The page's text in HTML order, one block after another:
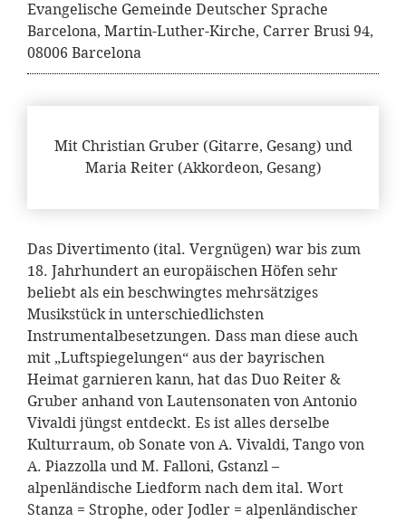
Evangelische Gemeinde Deutscher Sprache
Barcelona, Martin-Luther-Kirche, Carrer Brusi 94,
08006 Barcelona
Mit Christian Gruber (Gitarre, Gesang) und
Maria Reiter (Akkordeon, Gesang)
Das Divertimento (ital. Vergnügen) war bis zum
18. Jahrhundert an europäischen Höfen sehr
beliebt als ein beschwingtes mehrsätziges
Musikstück in unterschiedlichsten
Instrumentalbesetzungen. Dass man diese auch
mit „Luftspiegelungen“ aus der bayrischen
Heimat garnieren kann, hat das Duo Reiter &
Gruber anhand von Lautensonaten von Antonio
Vivaldi jüngst entdeckt. Es ist alles derselbe
Kulturraum, ob Sonate von A. Vivaldi, Tango von
A. Piazzolla und M. Falloni, Gstanzl –
alpenländische Liedform nach dem ital. Wort
Stanza = Strophe, oder Jodler = alpenländischer